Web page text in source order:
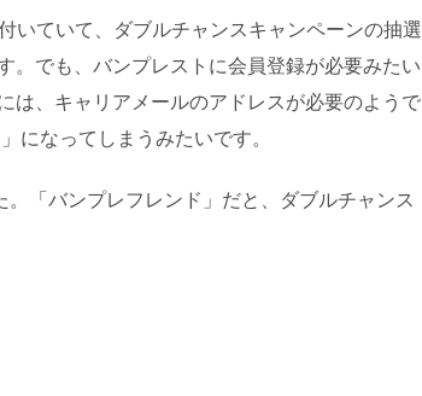
いていて、ダブルチャンスキャンペーンの抽選
。でも、バンプレストに会員登録が必要みたい
は、キャリアメールのアドレスが必要のようで
になってしまうみたいです。
「バンプレフレンド」だと、ダブルチャンス